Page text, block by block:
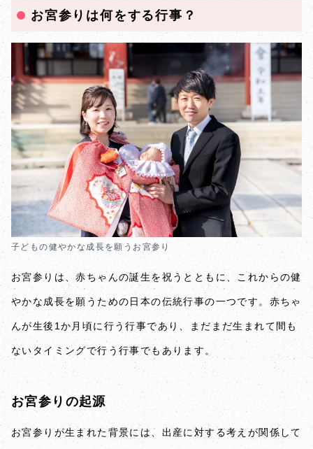
お宮参りは何をする行事？
子どもの健やかな成長を願うお宮参り
お宮参りは、赤ちゃんの誕生を祝うとともに、これからの健
やかな成長を願うための日本の伝統行事の一つです。赤ちゃ
んが生後1か月頃に行う行事であり、まだまだ生まれて間も
ないタイミングで行う行事でもあります。
お宮参りの起源
お宮参りが生まれた背景には、出産に対する考えが関係して